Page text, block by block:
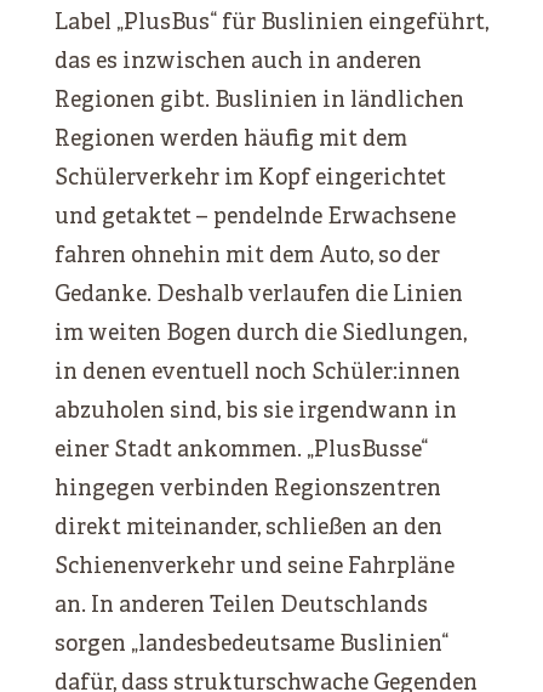
Label „PlusBus“ für Buslinien eingeführt,
das es inzwischen auch in anderen
Regionen gibt. Buslinien in ländlichen
Regionen werden häufig mit dem
Schülerverkehr im Kopf eingerichtet
und getaktet – pendelnde Erwachsene
fahren ohnehin mit dem Auto, so der
Gedanke. Deshalb verlaufen die Linien
im weiten Bogen durch die Siedlungen,
in denen eventuell noch Schüler:innen
abzuholen sind, bis sie irgendwann in
einer Stadt ankommen. „PlusBusse“
hingegen verbinden Regionszentren
direkt miteinander, schließen an den
Schienenverkehr und seine Fahrpläne
an. In anderen Teilen Deutschlands
sorgen „landesbedeutsame Buslinien“
dafür, dass strukturschwache Gegenden